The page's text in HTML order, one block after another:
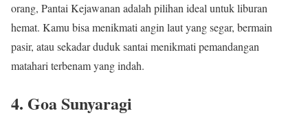
orang, Pantai Kejawanan adalah pilihan ideal untuk liburan
hemat. Kamu bisa menikmati angin laut yang segar, bermain
pasir, atau sekadar duduk santai menikmati pemandangan
matahari terbenam yang indah.
4. Goa Sunyaragi